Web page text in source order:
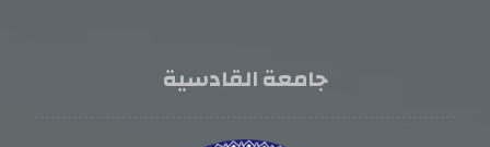
جامعة القادسية